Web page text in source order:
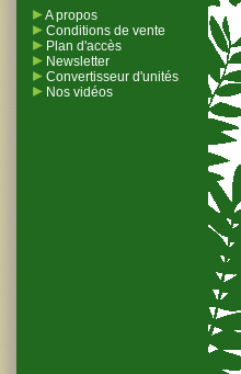
A propos
Conditions de vente
Plan d'accès
Newsletter
Convertisseur d'unités
Nos vidéos